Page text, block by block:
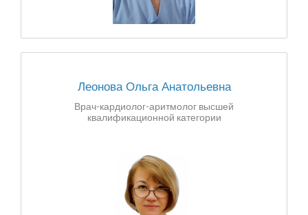
Леонова Ольга Анатольевна
Врач-кардиолог-аритмолог высшей
квалификационной категории